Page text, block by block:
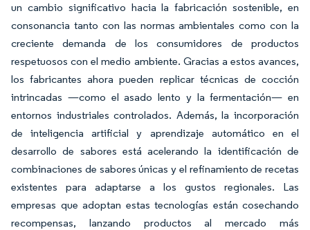
un cambio significativo hacia la fabricación sostenible, en
consonancia tanto con las normas ambientales como con la
creciente demanda de los consumidores de productos
respetuosos con el medio ambiente. Gracias a estos avances,
los fabricantes ahora pueden replicar técnicas de cocción
intrincadas —como el asado lento y la fermentación— en
entornos industriales controlados. Además, la incorporación
de inteligencia artificial y aprendizaje automático en el
desarrollo de sabores está acelerando la identificación de
combinaciones de sabores únicas y el refinamiento de recetas
existentes para adaptarse a los gustos regionales. Las
empresas que adoptan estas tecnologías están cosechando
recompensas, lanzando productos al mercado más